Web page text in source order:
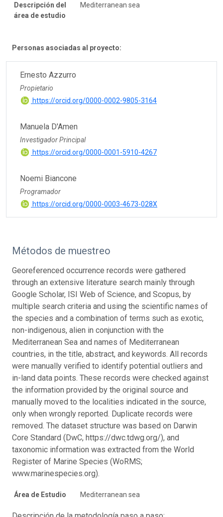
Descripción del
área de estudio
Mediterranean sea
Personas asociadas al proyecto:
Ernesto Azzurro
Propietario
https://orcid.org/0000-0002-9805-3164
Manuela D'Amen
Investigador Principal
https://orcid.org/0000-0001-5910-4267
Noemi Biancone
Programador
https://orcid.org/0000-0003-4673-028X
Métodos de muestreo
Georeferenced occurrence records were gathered
through an extensive literature search mainly through
Google Scholar, ISI Web of Science, and Scopus, by
multiple search criteria and using the scientific names of
the species and a combination of terms such as exotic,
non-indigenous, alien in conjunction with the
Mediterranean Sea and names of Mediterranean
countries, in the title, abstract, and keywords. All records
were manually verified to identify potential outliers and
in-land data points. These records were checked against
the information provided by the original source and
manually moved to the localities indicated in the source,
only when wrongly reported. Duplicate records were
removed. The dataset structure was based on Darwin
Core Standard (DwC, https://dwc.tdwg.org/), and
taxonomic information was extracted from the World
Register of Marine Species (WoRMS;
www.marinespecies.org).
Área de Estudio Mediterranean sea